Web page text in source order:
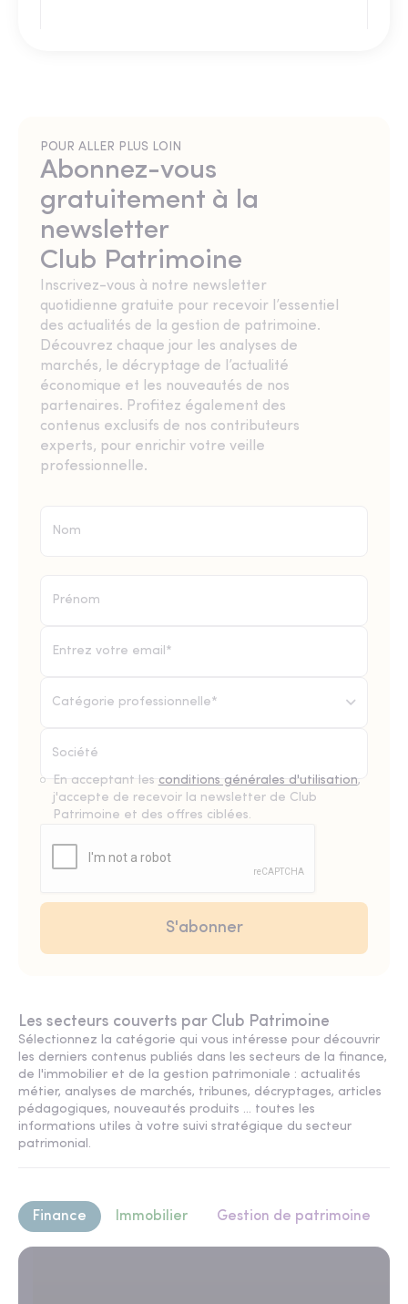
POUR ALLER PLUS LOIN
Abonnez-vous
gratuitement à la
newsletter
Club Patrimoine
Inscrivez-vous à notre newsletter
quotidienne gratuite pour recevoir l’essentiel
des actualités de la gestion de patrimoine.
Découvrez chaque jour les analyses de
marchés, le décryptage de l’actualité
économique et les nouveautés de nos
partenaires. Profitez également des
contenus exclusifs de nos contributeurs
experts, pour enrichir votre veille
professionnelle.
Catégorie professionnelle*
En acceptant les conditions générales d'utilisation,
j'accepte de recevoir la newsletter de Club
Patrimoine et des offres ciblées.
Les secteurs couverts par Club Patrimoine
Sélectionnez la catégorie qui vous intéresse pour découvrir
les derniers contenus publiés dans les secteurs de la finance,
de l'immobilier et de la gestion patrimoniale : actualités
métier, analyses de marchés, tribunes, décryptages, articles
pédagogiques, nouveautés produits ... toutes les
informations utiles à votre suivi stratégique du secteur
patrimonial.
Finance Immobilier Gestion de patrimoine